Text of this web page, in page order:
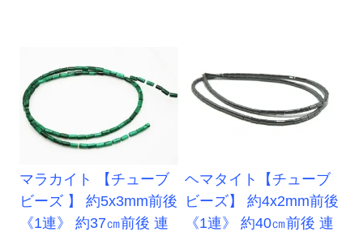
マラカイト 【チューブ
ビーズ 】 約5x3mm前後
《1連》 約37㎝前後 連
ヘマタイト【チューブ
ビーズ】 約4x2mm前後
《1連》 約40㎝前後 連